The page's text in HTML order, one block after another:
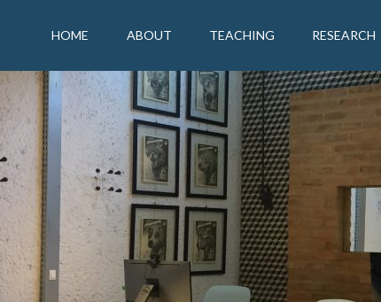
HOME ABOUT TEACHING RESEARCH